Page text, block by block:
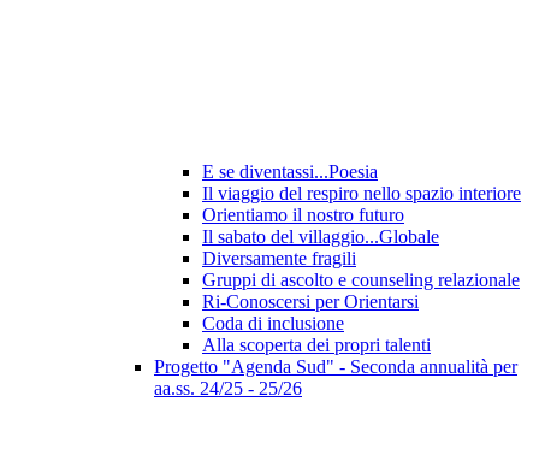
E se diventassi...Poesia
Il viaggio del respiro nello spazio interiore
Orientiamo il nostro futuro
Il sabato del villaggio...Globale
Diversamente fragili
Gruppi di ascolto e counseling relazionale
Ri-Conoscersi per Orientarsi
Coda di inclusione
Alla scoperta dei propri talenti
Progetto "Agenda Sud" - Seconda annualità per
aa.ss. 24/25 - 25/26